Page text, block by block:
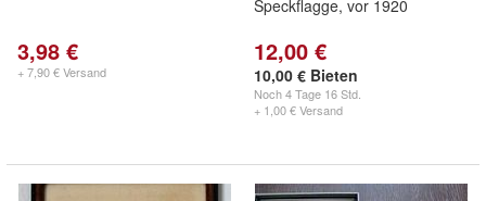
3,98 €
+ 7,90 € Versand
Speckflagge, vor 1920
12,00 €
10,00 € Bieten
Noch4 Tage 16 Std.
+ 1,00 € Versand